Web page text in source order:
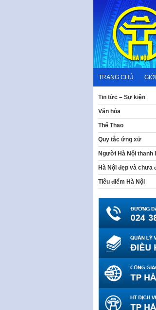
content
TRANG CHỦ
Tin tức – Sự kiện
Văn hóa
Thể Thao
Quy tắc ứng xử
Người Hà Nội thanh
Hà Nội đẹp và chưa
Tiêu điểm Hà Nội